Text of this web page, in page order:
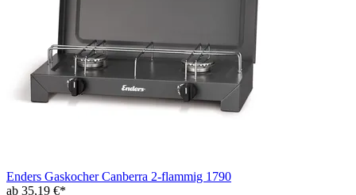
Enders Gaskocher Canberra 2-flammig 1790
ab 35,19 €*